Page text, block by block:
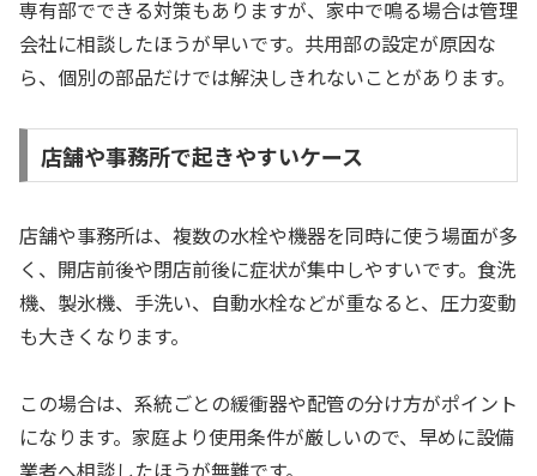
専有部でできる対策もありますが、家中で鳴る場合は管理
会社に相談したほうが早いです。共用部の設定が原因な
ら、個別の部品だけでは解決しきれないことがあります。
店舗や事務所で起きやすいケース
店舗や事務所は、複数の水栓や機器を同時に使う場面が多
く、開店前後や閉店前後に症状が集中しやすいです。食洗
機、製氷機、手洗い、自動水栓などが重なると、圧力変動
も大きくなります。
この場合は、系統ごとの緩衝器や配管の分け方がポイント
になります。家庭より使用条件が厳しいので、早めに設備